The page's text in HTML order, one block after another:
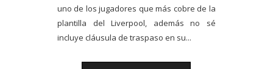
uno de los jugadores que más cobre de la
plantilla del Liverpool, además no sé
incluye cláusula de traspaso en su...